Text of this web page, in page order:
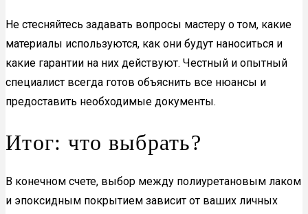
Не стесняйтесь задавать вопросы мастеру о том, какие
материалы используются, как они будут наноситься и
какие гарантии на них действуют. Честный и опытный
специалист всегда готов объяснить все нюансы и
предоставить необходимые документы.
Итог: что выбрать?
В конечном счете, выбор между полиуретановым лаком
и эпоксидным покрытием зависит от ваших личных